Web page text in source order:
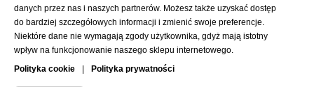
danych przez nas i naszych partnerów. Możesz także uzyskać dostęp
do bardziej szczegółowych informacji i zmienić swoje preferencje.
Niektóre dane nie wymagają zgody użytkownika, gdyż mają istotny
wpływ na funkcjonowanie naszego sklepu internetowego.
Polityka cookie
Polityka prywatności
© 2021SKLEP AbrysAll Rights Reserved